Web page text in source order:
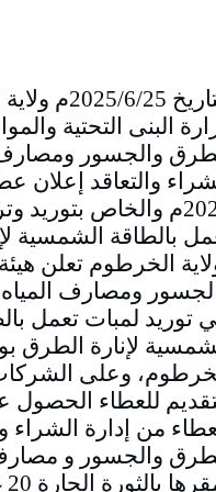
التاريخ 2025/
البنى التحتية
والجسور ومصارف
2025م والخاص بتوريد
بالطاقة الشمسية
الخرطوم تعلن
ومصارف
توريد لمبات تعمل
لإنارة الطرق
وعلى
للعطاء
من إدارة الشراء
والجسور و